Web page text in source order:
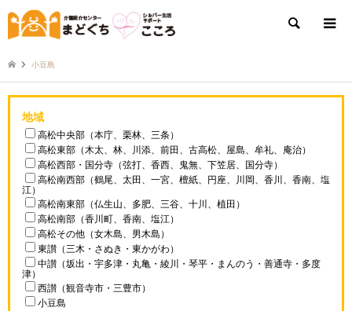
検索
小豆島
地域
高松中央部（本庁、栗林、三条）
高松東部（木太、林、川添、前田、古高松、屋島、牟礼、庵治）
高松西部・国分寺（弦打、香西、鬼無、下笠居、国分寺）
高松南西部（鶴尾、太田、一宮、檀紙、円座、川岡、香川、香南、塩
江）
高松南東部（仏生山、多肥、三谷、十川、植田）
高松南部（香川町、香南、塩江）
高松その他（女木島、男木島）
東讃（三木・さぬき・東かがわ）
中讃（坂出・宇多津・丸亀・綾川・琴平・まんのう・善通寺・多度
津）
西讃（観音寺市・三豊市）
小豆島